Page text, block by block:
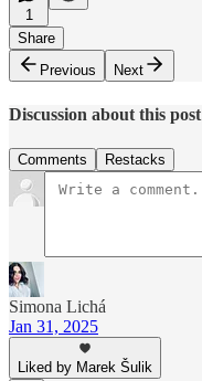
1
Share
Previous
Next
Discussion about this post
Comments Restacks
Simona Lichá
Jan 31, 2025
Liked by Marek Šulik